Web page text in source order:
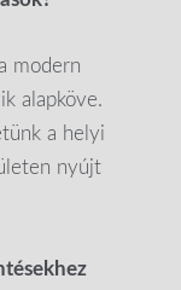
modern
alapköve.
a helyi
nyújt